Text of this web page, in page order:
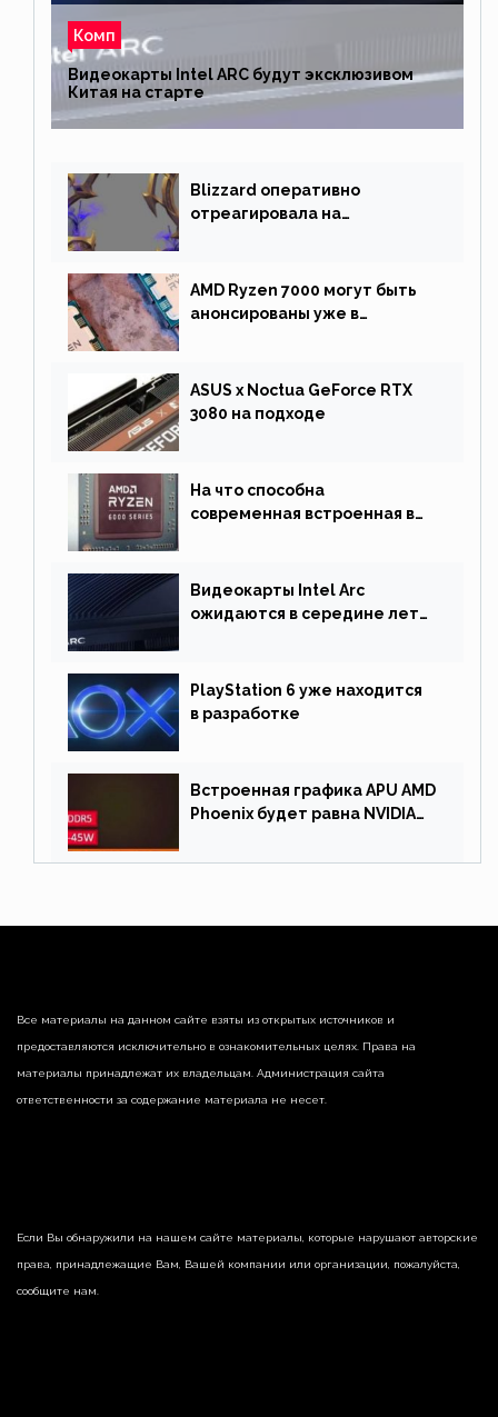
Комп
Видеокарты Intel ARC будут эксклюзивом
Китая на старте
Blizzard оперативно
отреагировала на
AMD Ryzen 7000 могут быть
анонсированы уже в
ASUS x Noctua GeForce RTX
3080 на подходе
На что способна
современная встроенная в
Видеокарты Intel Arc
ожидаются в середине лета.
PlayStation 6 уже находится
в разработке
Встроенная графика APU AMD
Phoenix будет равна NVIDIA
Все материалы на данном сайте взяты из открытых источников и
предоставляются исключительно в ознакомительных целях. Права на
материалы принадлежат их владельцам. Администрация сайта
ответственности за содержание материала не несет.
Если Вы обнаружили на нашем сайте материалы, которые нарушают авторские
права, принадлежащие Вам, Вашей компании или организации, пожалуйста,
сообщите нам.